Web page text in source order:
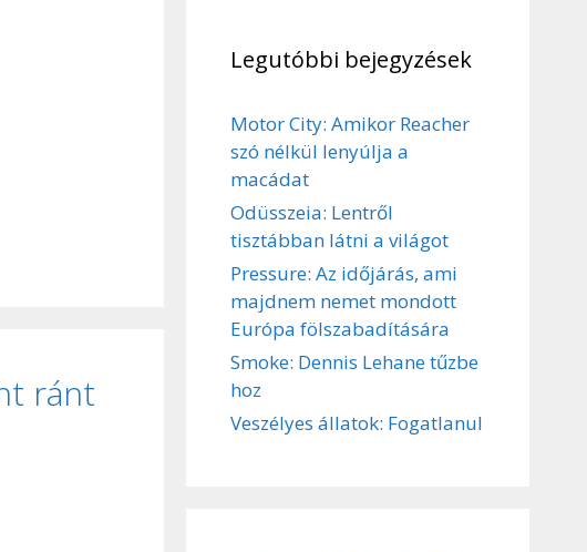
ránt
Legutóbbi bejegyzések
Motor City: Amikor Reacher
szó nélkül lenyúlja a
macádat
Odüsszeia: Lentről
tisztábban látni a világot
Pressure: Az időjárás, ami
majdnem nemet mondott
Európa fölszabadítására
Smoke: Dennis Lehane tűzbe
hoz
Veszélyes állatok: Fogatlanul